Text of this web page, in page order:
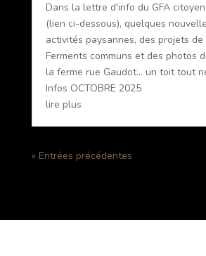
Dans la lettre d'info du GFA
(lien ci-dessous), quelques
activités paysannes, des projets de
Ferments communs et des photos
la ferme rue Gaudot... un toit tout
Infos OCTOBRE 2025
lire plus
« Entrées précédentes